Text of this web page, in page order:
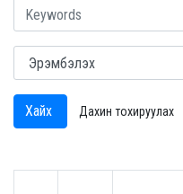
Хайх Дахин тохируулах